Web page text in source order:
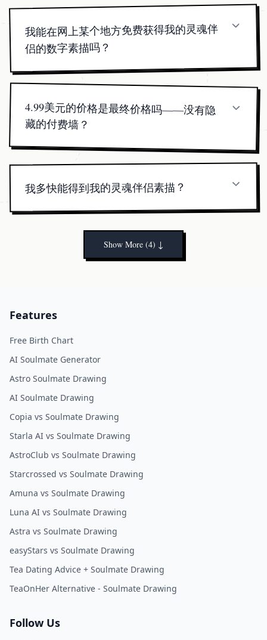
我能在网上某个地方免费获得我的灵魂伴
侣的数字素描吗？
伴侣素描——由AI制作然后由艺术家完善——需要
4.99美元的价格是最终价格吗——没有隐
藏的付费墙？
我多快能得到我的灵魂伴侣素描？
交付速度快，因此您可以立即开始显化您的灵魂伴
Show More (4) ↓
Features
Free Birth Chart
AI Soulmate Generator
Astro Soulmate Drawing
AI Soulmate Drawing
Copia vs Soulmate Drawing
Starla AI vs Soulmate Drawing
AstroClub vs Soulmate Drawing
Starcrossed vs Soulmate Drawing
Amuna vs Soulmate Drawing
Luna AI vs Soulmate Drawing
Astra vs Soulmate Drawing
easyStars vs Soulmate Drawing
Tea Dating Advice + Soulmate Drawing
TeaOnHer Alternative - Soulmate Drawing
Follow Us